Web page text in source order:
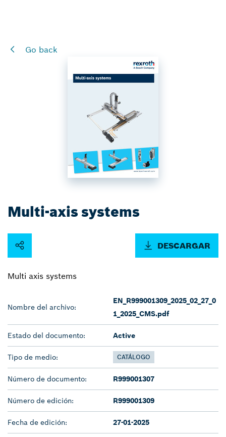
Go back
Multi-axis systems
DESCARGAR
Multi axis systems
Nombre del archivo:
EN_R999001309_2025_02_27_0
1_2025_CMS.pdf
Estado del documento: Active
Tipo de medio: CATÁLOGO
Número de documento: R999001307
Número de edición: R999001309
Fecha de edición: 27-01-2025